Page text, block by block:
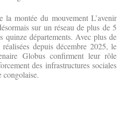
la montée du mouvement L’avenir
sur un réseau de plus de 5
quinze départements. Avec plus de
depuis décembre 2025, le
Globus confirment leur rôle
des infrastructures sociales
congolaise.